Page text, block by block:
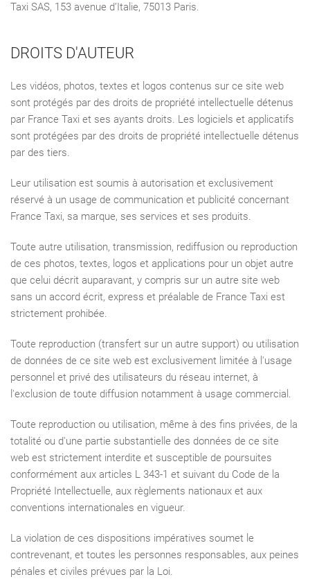
Taxi SAS, 153 avenue d’Italie, 75013 Paris.
DROITS D'AUTEUR
Les vidéos, photos, textes et logos contenus sur ce site web
sont protégés par des droits de propriété intellectuelle détenus
par France Taxi et ses ayants droits. Les logiciels et applicatifs
sont protégées par des droits de propriété intellectuelle détenus
par des tiers.
Leur utilisation est soumis à autorisation et exclusivement
réservé à un usage de communication et publicité concernant
France Taxi, sa marque, ses services et ses produits.
Toute autre utilisation, transmission, rediffusion ou reproduction
de ces photos, textes, logos et applications pour un objet autre
que celui décrit auparavant, y compris sur un autre site web
sans un accord écrit, express et préalable de France Taxi est
strictement prohibée.
Toute reproduction (transfert sur un autre support) ou utilisation
de données de ce site web est exclusivement limitée à l'usage
personnel et privé des utilisateurs du réseau internet, à
l'exclusion de toute diffusion notamment à usage commercial.
Toute reproduction ou utilisation, même à des fins privées, de la
totalité ou d'une partie substantielle des données de ce site
web est strictement interdite et susceptible de poursuites
conformément aux articles L 343-1 et suivant du Code de la
Propriété Intellectuelle, aux règlements nationaux et aux
conventions internationales en vigueur.
La violation de ces dispositions impératives soumet le
contrevenant, et toutes les personnes responsables, aux peines
pénales et civiles prévues par la Loi.